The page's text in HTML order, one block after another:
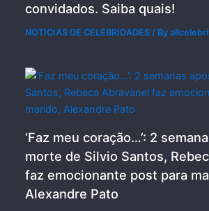
convidados. Saiba quais!
NOTICIAS DE CELEBRIDADES / By
‘Faz meu coração…’: 2
morte de Silvio Santos,
faz emocionante post para
Alexandre Pato